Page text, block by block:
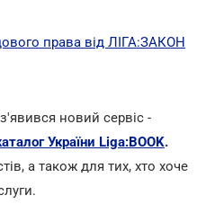
права від ЛІГА:ЗАКОН
новий сервіс -
України Liga:BOOK.
а також для тих, хто хоче